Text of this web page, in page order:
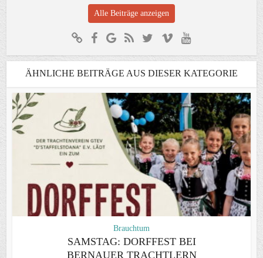
Alle Beiträge anzeigen
ÄHNLICHE BEITRÄGE AUS DIESER KATEGORIE
Brauchtum
SAMSTAG: DORFFEST BEI
BERNAUER TRACHTLERN